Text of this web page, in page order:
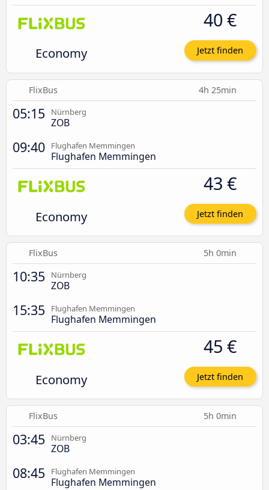
Economy
40 €
Jetzt finden
FlixBus 4h 25min
05:15 Nürnberg
ZOB
09:40 Flughafen Memmingen
Flughafen Memmingen
Economy
43 €
Jetzt finden
FlixBus 5h 0min
10:35 Nürnberg
ZOB
15:35 Flughafen Memmingen
Flughafen Memmingen
Economy
45 €
Jetzt finden
FlixBus 5h 0min
03:45 Nürnberg
ZOB
08:45 Flughafen Memmingen
Flughafen Memmingen